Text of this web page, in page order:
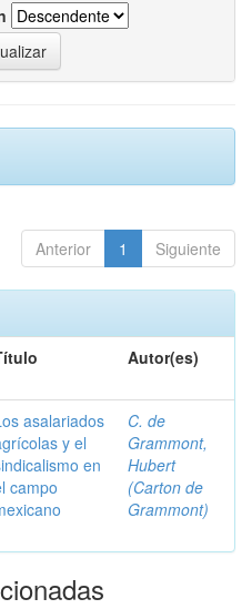
Anterior 1 Siguiente
Autor(es)
asalariados
y el
en
campo
C. de
Grammont,
Hubert
(Carton de
Grammont)